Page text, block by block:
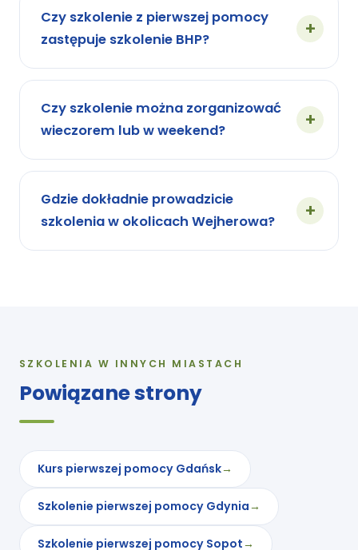
Czy szkolenie z pierwszej pomocy
zastępuje szkolenie BHP?
Czy szkolenie można zorganizować
wieczorem lub w weekend?
Gdzie dokładnie prowadzicie
szkolenia w okolicach Wejherowa?
SZKOLENIA W INNYCH MIASTACH
Powiązane strony
Kurs pierwszej pomocy Gdańsk
Szkolenie pierwszej pomocy Gdynia
Szkolenie pierwszej pomocy Sopot